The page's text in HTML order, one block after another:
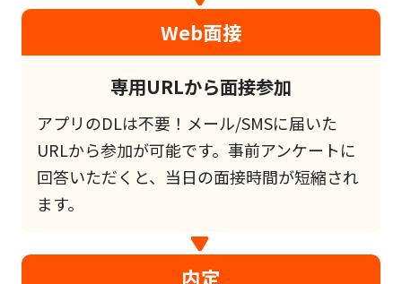
Web面接
専用URLから面接参加
アプリのDLは不要！メール/SMSに届いた
URLから参加が可能です。事前アンケートに
回答いただくと、当日の面接時間が短縮され
ます。
内定